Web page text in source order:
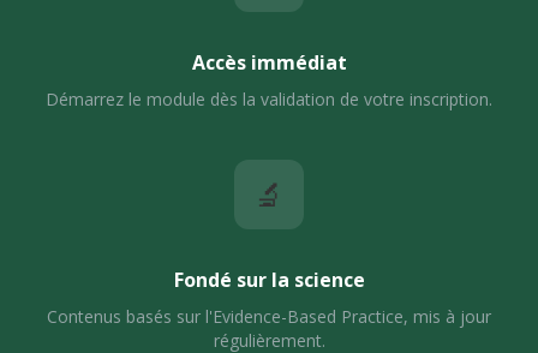
Accès immédiat
Démarrez le module dès la validation de votre inscription.
🔬
Fondé sur la science
Contenus basés sur l'Evidence-Based Practice, mis à jour
régulièrement.